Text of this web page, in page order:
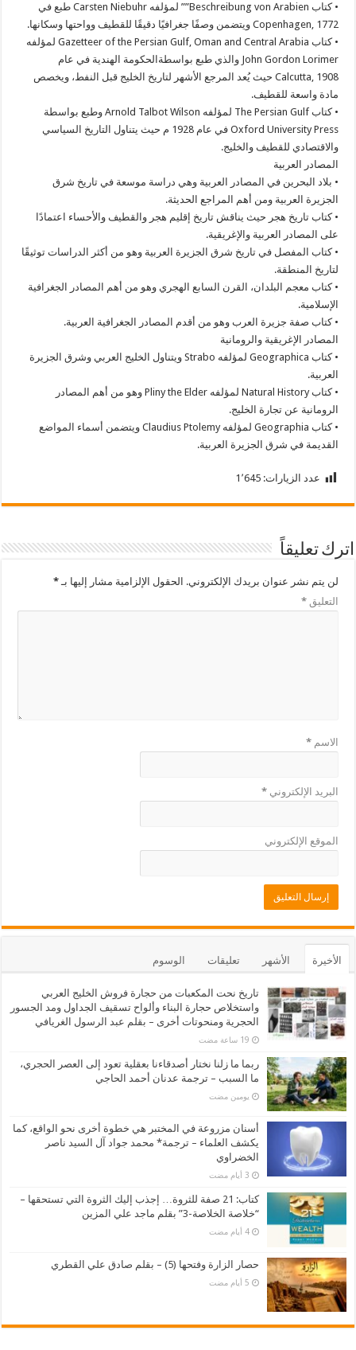
• كتاب Beschreibung von Arabien”” لمؤلفه Carsten Niebuhr طبع في
Copenhagen, 1772 ويتضمن وصفًا جغرافيًا دقيقًا للقطيف وواحتها وسكانها.
• كتاب Gazetteer of the Persian Gulf, Oman and Central Arabia لمؤلفه
John Gordon Lorimer والذي طبع بواسطةالحكومة الهندية في عام
Calcutta, 1908 حيث يُعد المرجع الأشهر لتاريخ الخليج قبل النفط، ويخصص
مادة واسعة للقطيف.
• كتاب The Persian Gulf لمؤلفه Arnold Talbot Wilson وطبع بواسطة
Oxford University Press في عام 1928 م حيث يتناول التاريخ السياسي
والاقتصادي للقطيف والخليج.
المصادر العربية
• بلاد البحرين في المصادر العربية وهي دراسة موسعة في تاريخ شرق
الجزيرة العربية ومن أهم المراجع الحديثة.
• كتاب تاريخ هجر حيث يناقش تاريخ إقليم هجر والقطيف والأحساء اعتمادًا
على المصادر العربية والإغريقية.
• كتاب المفصل في تاريخ شرق الجزيرة العربية وهو من أكثر الدراسات توثيقًا
لتاريخ المنطقة.
• كتاب معجم البلدان، القرن السابع الهجري وهو من أهم المصادر الجغرافية
الإسلامية.
• كتاب صفة جزيرة العرب وهو من أقدم المصادر الجغرافية العربية.
المصادر الإغريقية والرومانية
• كتاب Geographica لمؤلفه Strabo ويتناول الخليج العربي وشرق الجزيرة
العربية.
• كتاب Natural History لمؤلفه Pliny the Elder وهو من أهم المصادر
الرومانية عن تجارة الخليج.
• كتاب Geographia لمؤلفه Claudius Ptolemy ويتضمن أسماء المواضع
القديمة في شرق الجزيرة العربية.
عدد الزيارات: 1٬645
اترك تعليقاً
لن يتم نشر عنوان بريدك الإلكتروني. الحقول الإلزامية مشار إليها بـ*
التعليق*
الاسم*
البريد الإلكتروني*
الموقع الإلكتروني
الأخيرة الأشهر تعليقات الوسوم
تاريخ نحت المكعبات من حجارة فروش الخليج العربي
واستخلاص حجارة البناء وألواح تسقيف الجداول ومد الجسور
الحجرية ومنحوتات أخرى – بقلم عبد الرسول الغريافي
ربما ما زلنا نختار أصدقاءنا بعقلية تعود إلى العصر الحجري،
ما السبب – ترجمة عدنان أحمد الحاجي
‏يومين مضت
أسنان مزروعة في المختبر هي خطوة أخرى نحو الواقع، كما
يكشف العلماء – ترجمة* محمد جواد آل السيد ناصر
الخضراوي
كتاب: 21 صفة للثروة… إجذب إليك الثروة التي تستحقها –
“خلاصة الخلاصة-3” بقلم ماجد علي المزين
‏4 أيام مضت
حصار الزارة وفتحها (5) – بقلم صادق علي القطري